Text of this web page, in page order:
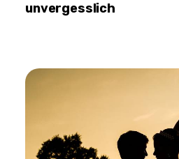
unvergesslich